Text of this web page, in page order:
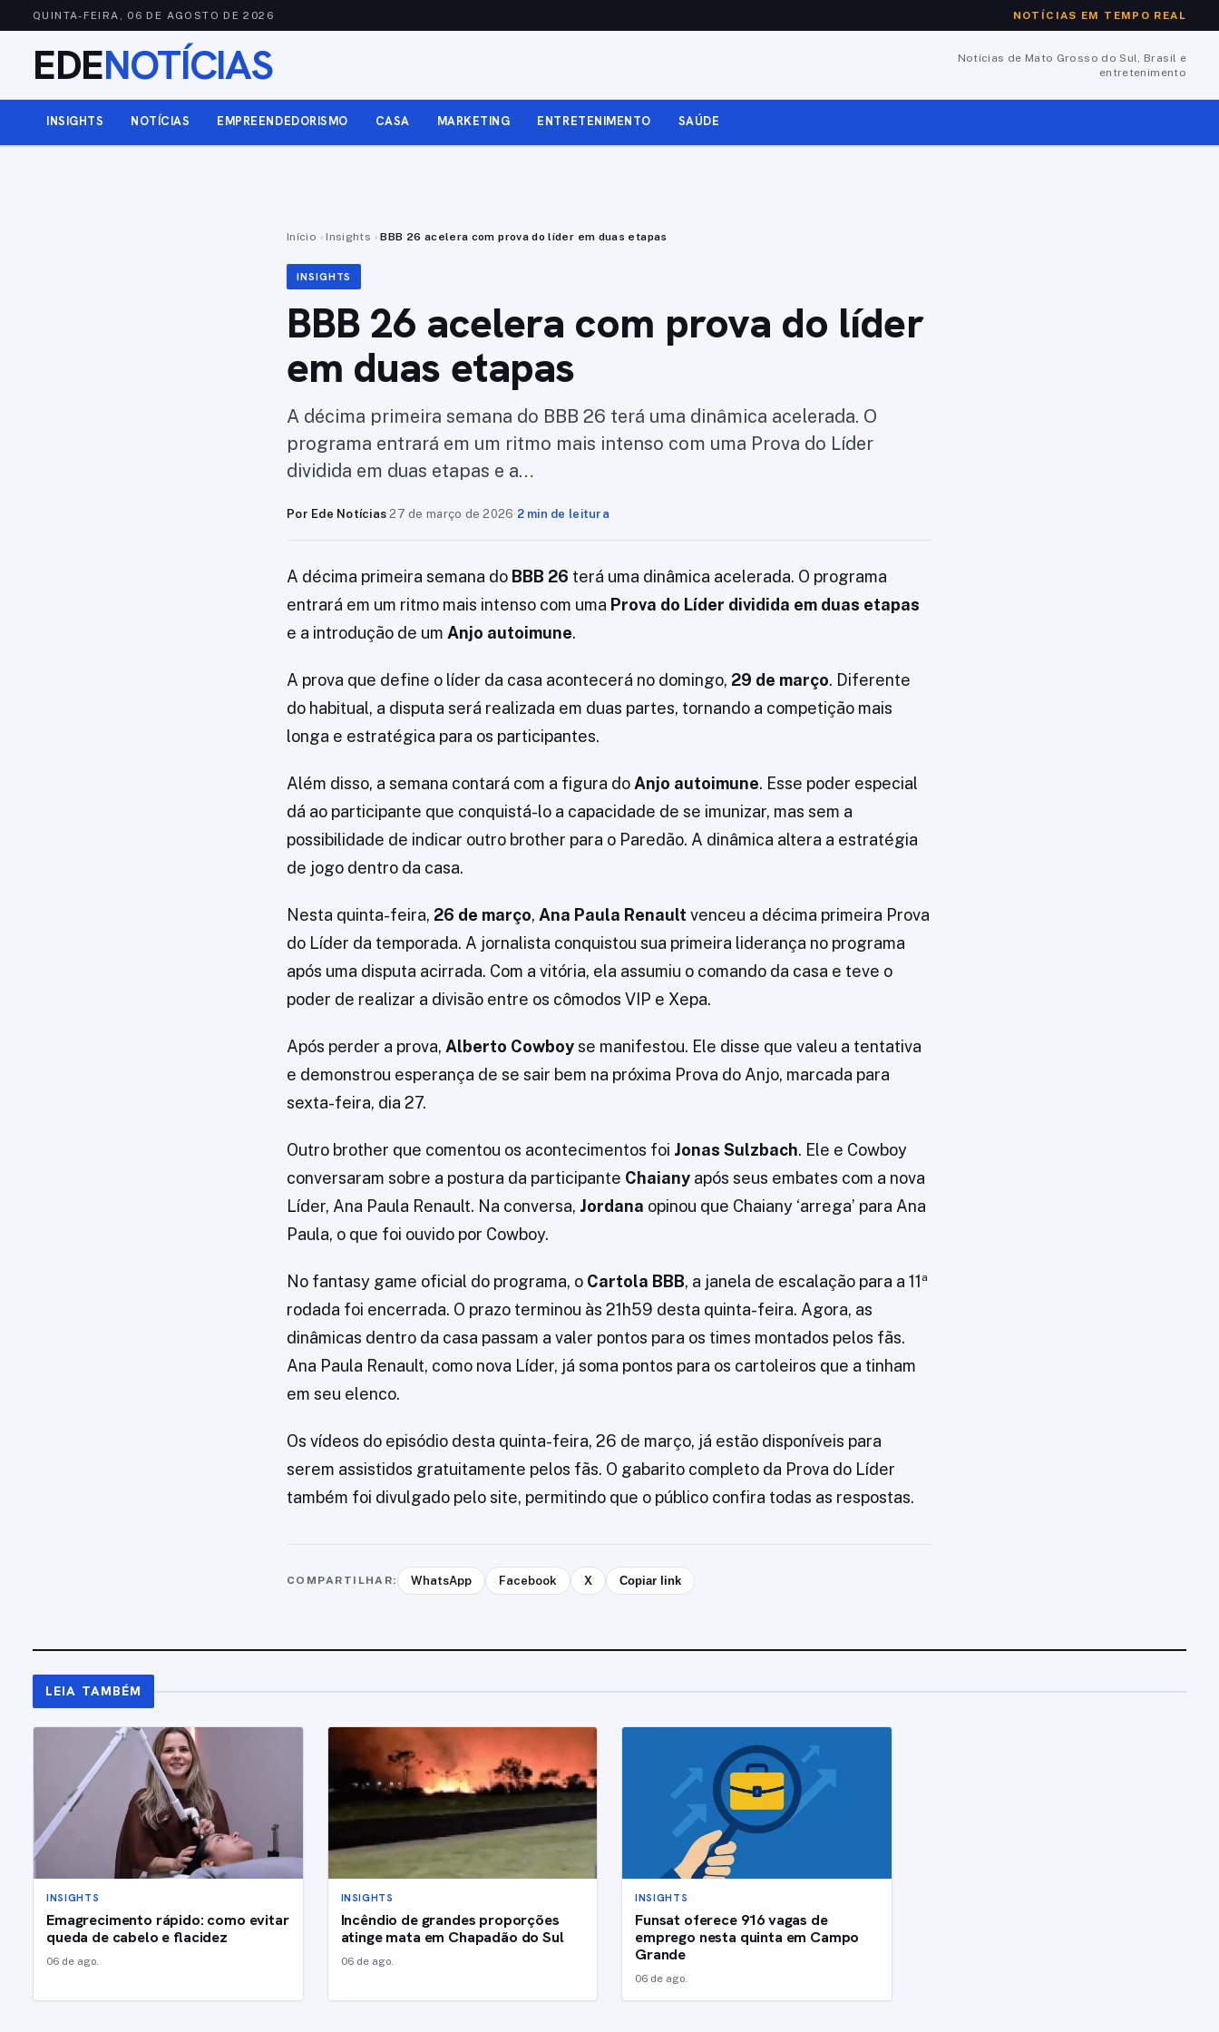
QUINTA-FEIRA, 06 DE AGOSTO DE 2026 NOTÍCIAS EM TEMPO REAL
EDENOTÍCIAS
Notícias de Mato Grosso do Sul, Brasil e
entretenimento
INSIGHTS NOTÍCIAS EMPREENDEDORISMO CASA MARKETING ENTRETENIMENTO SAÚDE
Início › Insights › BBB 26 acelera com prova do líder em duas etapas
INSIGHTS
BBB 26 acelera com prova do líder
em duas etapas
A décima primeira semana do BBB 26 terá uma dinâmica acelerada. O
programa entrará em um ritmo mais intenso com uma Prova do Líder
dividida em duas etapas e a…
Por Ede Notícias·27 de março de 2026· 2 min de leitura
A décima primeira semana do BBB 26 terá uma dinâmica acelerada. O programa
entrará em um ritmo mais intenso com uma Prova do Líder dividida em duas etapas
e a introdução de um Anjo autoimune.
A prova que define o líder da casa acontecerá no domingo, 29 de março. Diferente
do habitual, a disputa será realizada em duas partes, tornando a competição mais
longa e estratégica para os participantes.
Além disso, a semana contará com a figura do Anjo autoimune. Esse poder especial
dá ao participante que conquistá-lo a capacidade de se imunizar, mas sem a
possibilidade de indicar outro brother para o Paredão. A dinâmica altera a estratégia
de jogo dentro da casa.
Nesta quinta-feira, 26 de março, Ana Paula Renault venceu a décima primeira Prova
do Líder da temporada. A jornalista conquistou sua primeira liderança no programa
após uma disputa acirrada. Com a vitória, ela assumiu o comando da casa e teve o
poder de realizar a divisão entre os cômodos VIP e Xepa.
Após perder a prova, Alberto Cowboyse manifestou. Ele disse que valeu a tentativa
e demonstrou esperança de se sair bem na próxima Prova do Anjo, marcada para
sexta-feira, dia 27.
Outro brother que comentou os acontecimentos foi Jonas Sulzbach. Ele e Cowboy
conversaram sobre a postura da participante Chaiany após seus embates com a nova
Líder, Ana Paula Renault. Na conversa, Jordana opinou que Chaiany ‘arrega’ para Ana
Paula, o que foi ouvido por Cowboy.
No fantasy game oficial do programa, o Cartola BBB, a janela de escalação para a 11ª
rodada foi encerrada. O prazo terminou às 21h59 desta quinta-feira. Agora, as
dinâmicas dentro da casa passam a valer pontos para os times montados pelos fãs.
Ana Paula Renault, como nova Líder, já soma pontos para os cartoleiros que a tinham
em seu elenco.
Os vídeos do episódio desta quinta-feira, 26 de março, já estão disponíveis para
serem assistidos gratuitamente pelos fãs. O gabarito completo da Prova do Líder
também foi divulgado pelo site, permitindo que o público confira todas as respostas.
COMPARTILHAR: WhatsApp Facebook X Copiar link
LEIA TAMBÉM
INSIGHTS
Emagrecimento rápido: como evitar
queda de cabelo e flacidez
06 de ago.
INSIGHTS
Incêndio de grandes proporções
atinge mata em Chapadão do Sul
06 de ago.
INSIGHTS
Funsat oferece 916 vagas de
emprego nesta quinta em Campo
Grande
06 de ago.